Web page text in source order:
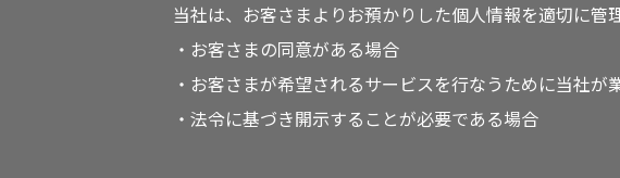
当社は、お客さまよりお預かりした個人情報を適切に管
・お客さまの同意がある場合
・お客さまが希望されるサービスを行なうために当社
・法令に基づき開示することが必要である場合